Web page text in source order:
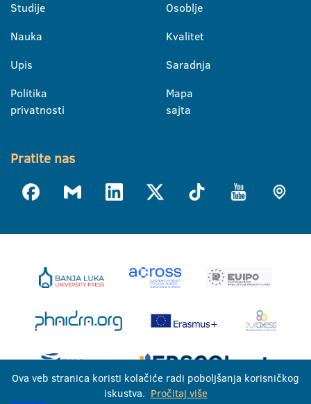
Studije
Nauka
Upis
Politika
privatnosti
Osoblje
Kvalitet
Saradnja
Mapa
sajta
Pratite nas
Ova veb stranica koristi kolačiće radi poboljšanja korisničkog
iskustva. Pročitaj više